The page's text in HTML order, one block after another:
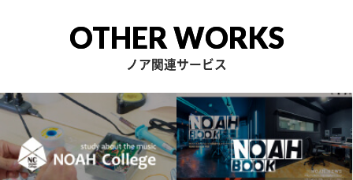
OTHER WORKS
ノア関連サービス